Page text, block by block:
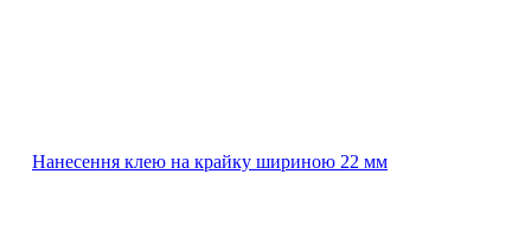
Нанесення клею на крайку шириною 22 мм